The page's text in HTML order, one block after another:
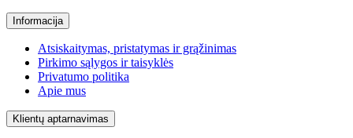
Informacija
Atsiskaitymas, pristatymas ir grąžinimas
Pirkimo sąlygos ir taisyklės
Privatumo politika
Apie mus
Klientų aptarnavimas